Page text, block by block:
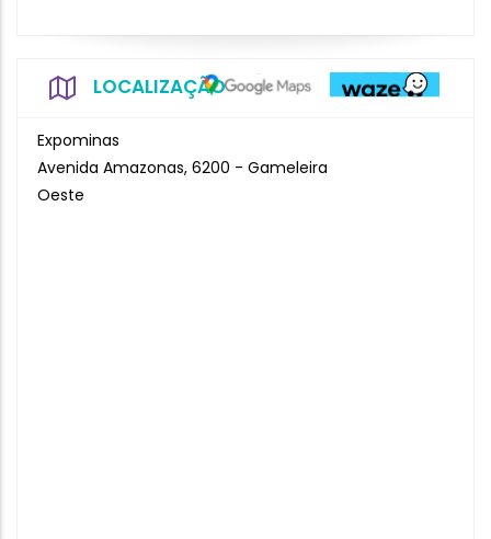
LOCALIZAÇÃO
Expominas
Avenida Amazonas, 6200 - Gameleira
Oeste